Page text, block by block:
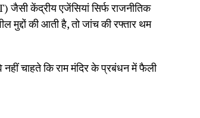
केंद्रीय एजेंसियां सिर्फ राजनीतिक
मुद्दों की आती है, तो जांच की रफ्तार थम
चाहते कि राम मंदिर के प्रबंधन में फैली